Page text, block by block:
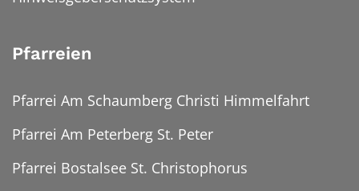
Pfarreien
Pfarrei Am Schaumberg Christi Himmelfahrt
Pfarrei Am Peterberg St. Peter
Pfarrei Bostalsee St. Christophorus